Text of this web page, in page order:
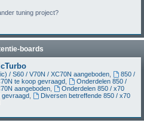
tuning project?
boards
/ S60 / V70N / XC70N aangeboden,
850 /
te koop gevraagd
Onderdelen 850 /
aangeboden
Onderdelen 850 / x70
gevraagd
Diversen betreffende 850 / x70